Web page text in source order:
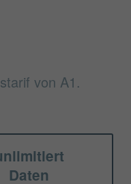
von A1.
Daten